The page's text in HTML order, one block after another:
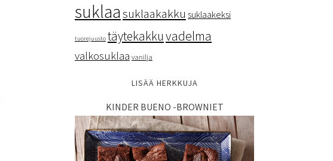
suklaasuklaakakku suklaakeksi
tuorejuusto täytekakkuvadelma
valkosuklaa vanilja
LISÄÄ HERKKUJA
KINDER BUENO -BROWNIET